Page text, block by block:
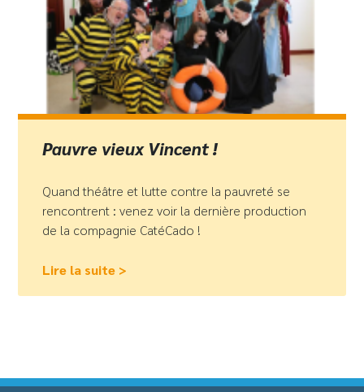
Pauvre vieux Vincent !
Quand théâtre et lutte contre la pauvreté se
rencontrent : venez voir la dernière production
de la compagnie CatéCado !
Lire la suite >